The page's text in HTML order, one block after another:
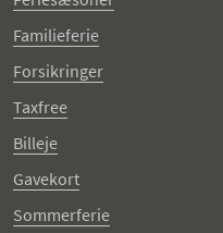
Familieferie
Forsikringer
Taxfree
Billeje
Gavekort
Sommerferie